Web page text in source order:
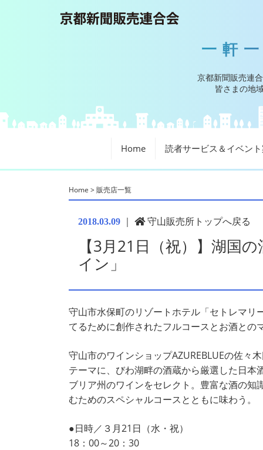
一軒
京都新聞販売連
皆さまの地
Home 読者サービス＆イベン
Home >販売店一覧
2018.03.09 ｜ 守山販売所トップへ戻る
【3月21日（祝）】湖国
イン」
守山市水保町のリゾートホテル「セトレマ
てるために創作されたフルコースとお酒と
守山市のワインショップAZUREBLUEの佐々
テーマに、びわ湖畔の酒蔵から厳選した日
ブリア州のワインをセレクト。豊富な酒の
むためのスペシャルコースとともに味わう。
●日時／３月21日（水・祝）
18：00～20：30